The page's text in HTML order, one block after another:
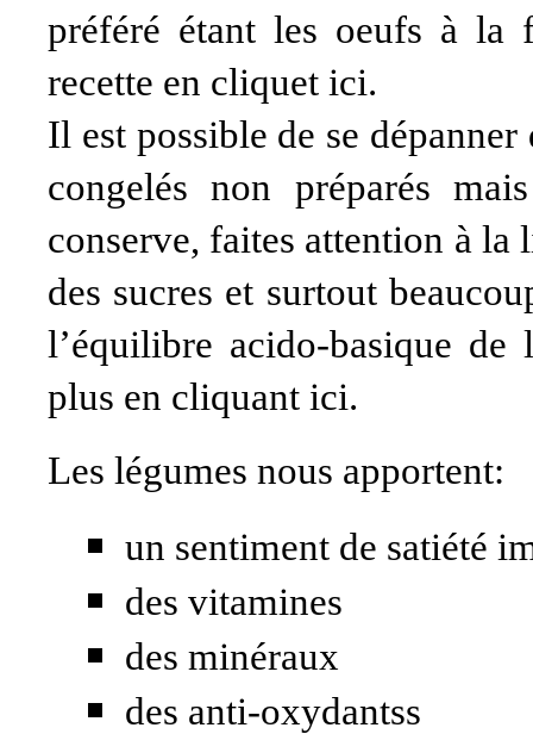
préféré étant les oeufs à la
recette en cliquet ici.
Il est possible de se
congelés non préparés
conserve, faites attention à la
des sucres et surtout
l’équilibre acido-basique de
plus en cliquant ici.
Les légumes nous apportent:
un sentiment de satiété
des vitamines
des minéraux
des anti-oxydantss